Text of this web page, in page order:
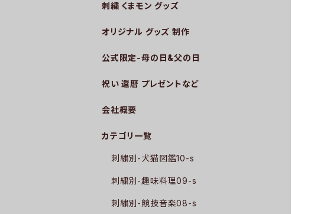
刺繍 くまモン グッズ
オリジナル グッズ 制作
公式限定-母の日&父の日
祝い 還暦 プレゼントなど
会社概要
カテゴリ一覧
刺繍別-犬猫図鑑10-s
刺繍別-趣味料理09-s
刺繍別-競技音楽08-s